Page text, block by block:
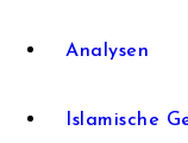
Analysen
Islamische